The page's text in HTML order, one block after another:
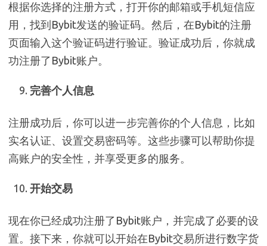
根据你选择的注册方式，打开你的邮箱或手机短信应
用，找到Bybit发送的验证码。然后，在Bybit的注册
页面输入这个验证码进行验证。验证成功后，你就成
功注册了Bybit账户。
完善个人信息
注册成功后，你可以进一步完善你的个人信息，比如
实名认证、设置交易密码等。这些步骤可以帮助你提
高账户的安全性，并享受更多的服务。
开始交易
现在你已经成功注册了Bybit账户，并完成了必要的设
置。接下来，你就可以开始在Bybit交易所进行数字货